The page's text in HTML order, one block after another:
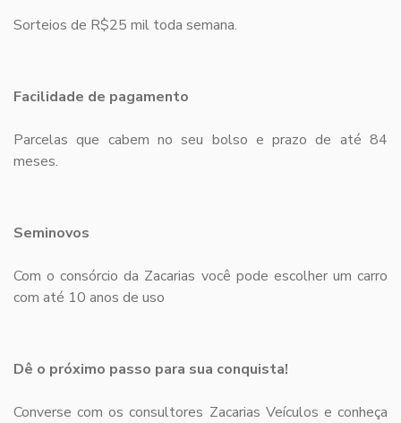
Sorteios de R$25 mil toda semana.
Facilidade de pagamento
Parcelas que cabem no seu bolso e prazo de até 84
meses.
Seminovos
Com o consórcio da Zacarias você pode escolher um carro
com até 10 anos de uso
Dê o próximo passo para sua conquista!
Converse com os consultores Zacarias Veículos e conheça